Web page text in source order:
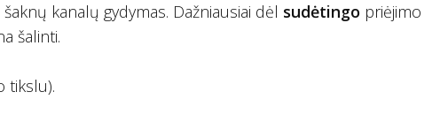
kanalų gydymas. Dažniausiai dėl sudėtingo priėjimo
šalinti.
tikslu).